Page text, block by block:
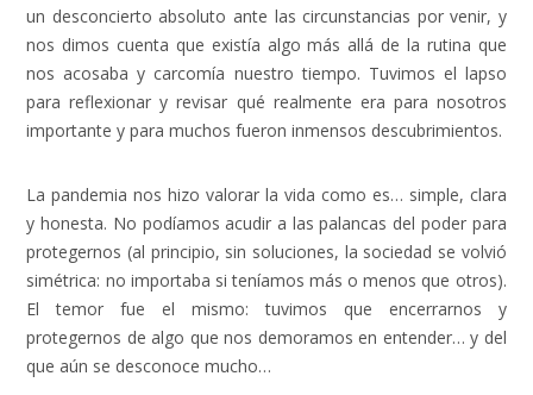
un desconcierto absoluto ante las circunstancias por venir, y
nos dimos cuenta que existía algo más allá de la rutina que
nos acosaba y carcomía nuestro tiempo. Tuvimos el lapso
para reflexionar y revisar qué realmente era para nosotros
importante y para muchos fueron inmensos descubrimientos.
La pandemia nos hizo valorar la vida como es… simple, clara
y honesta. No podíamos acudir a las palancas del poder para
protegernos (al principio, sin soluciones, la sociedad se volvió
simétrica: no importaba si teníamos más o menos que otros).
El temor fue el mismo: tuvimos que encerrarnos y
protegernos de algo que nos demoramos en entender… y del
que aún se desconoce mucho…